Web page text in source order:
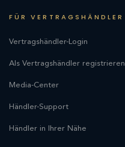
FÜR VERTRAGSHÄNDLER
Vertragshändler-Login
Als Vertragshändler registrieren
Media-Center
Händler-Support
Händler in Ihrer Nähe